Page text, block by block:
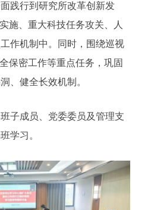
践行到研究所改革创新发
施、重大科技任务攻关、人
作机制中。同时，围绕巡视
保密工作等重点任务，巩固
、健全长效机制。
子成员、党委委员及管理支
学习。